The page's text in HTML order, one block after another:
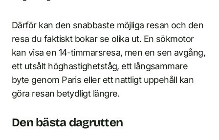
Därför kan den snabbaste möjliga resan och den
resa du faktiskt bokar se olika ut. En sökmotor
kan visa en 14-timmarsresa, men en sen avgång,
ett utsålt höghastighetståg, ett långsammare
byte genom Paris eller ett nattligt uppehåll kan
göra resan betydligt längre.
Den bästa dagrutten